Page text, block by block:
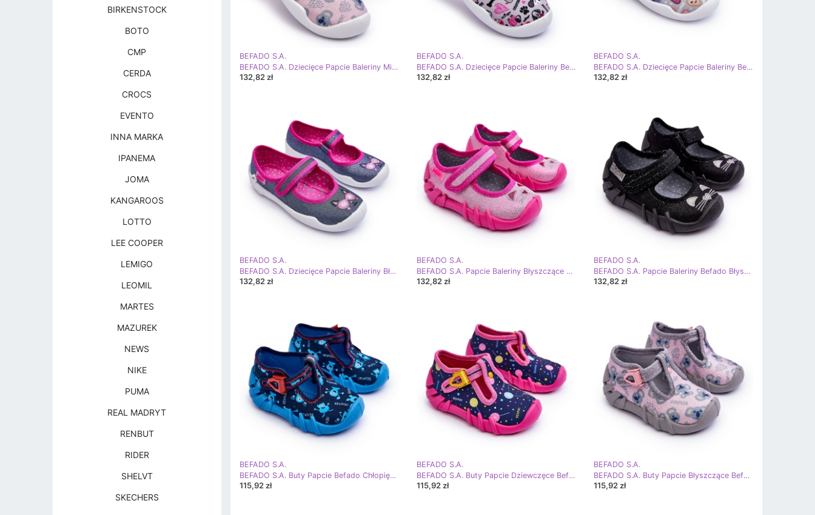
BEFADO S.A.
BEFADO S.A. Dziecięce Papcie Baleriny Misie Befado 114X513 Różowo-Szare różowe
132,82 zł
BEFADO S.A.
BEFADO S.A. Dziecięce Papcie Baleriny Befado 114X521 Szaro-Różowe
132,82 zł
BEFADO S.A.
BEFADO S.A. Dziecięce Papcie Baleriny Befado Serca 114X516 Szare
132,82 zł
BEFADO S.A.
BEFADO S.A. Dziecięce Papcie Baleriny Błyszczące Befado 114X422 Granatowo-Różowe
132,82 zł
BEFADO S.A.
BEFADO S.A. Papcie Baleriny Błyszczące Kotki Befado 109P235 Różowe czarne
132,82 zł
BEFADO S.A.
BEFADO S.A. Papcie Baleriny Befado Błyszczące Kotki 109P234 Czarne
132,82 zł
BEFADO S.A.
BEFADO S.A. Buty Papcie Befado Chłopięce 110P476 Niebieskie
115,92 zł
BEFADO S.A.
BEFADO S.A. Buty Papcie Dziewczęce Befado 110P471 Różowo-Granatowe różowe
115,92 zł
BEFADO S.A.
BEFADO S.A. Buty Papcie Błyszczące Befado 110P474 Szaro-Różowe
115,92 zł
BIRKENSTOCK
BOTO
CMP
CERDA
CROCS
EVENTO
INNA MARKA
IPANEMA
JOMA
KANGAROOS
LOTTO
LEE COOPER
LEMIGO
LEOMIL
MARTES
MAZUREK
NEWS
NIKE
PUMA
REAL MADRYT
RENBUT
RIDER
SHELVT
SKECHERS